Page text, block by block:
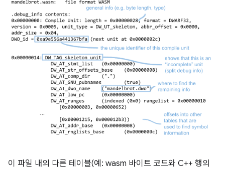
이 파일 내의 다른 테이블(예: wasm 바이트 코드와 C++ 행의